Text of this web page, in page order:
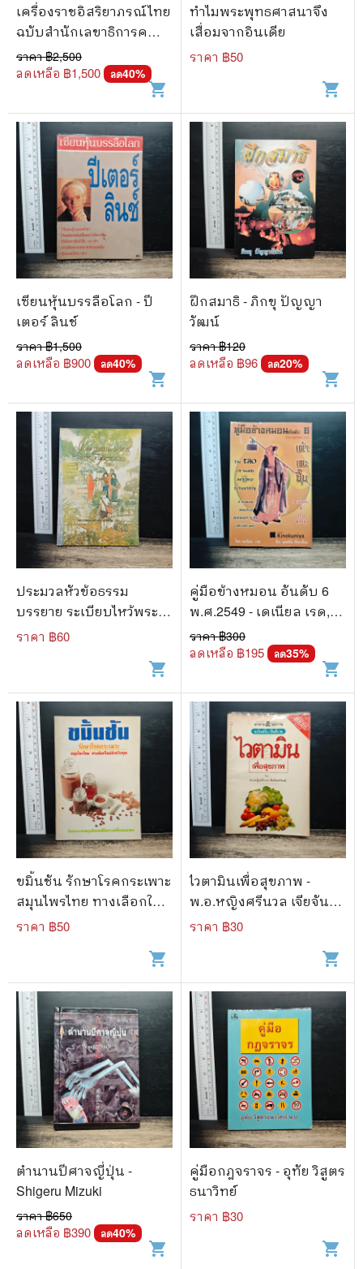
เครื่องราชอิสริยาภรณ์ไทย
ฉบับสำนักเลขาธิการคณะ
รัฐมนตรี พ.ศ.2523
ราคา ฿2,500
ลดเหลือ ฿1,500 ลด40%
shopping_cart
ทำไมพระพุทธศาสนาจึง
เสื่อมจากอินเดีย
ราคา ฿50
shopping_cart
เซียนหุ้นบรรลือโลก - ปี
เตอร์ ลินช์
ราคา ฿1,500
ลดเหลือ ฿900 ลด40%
shopping_cart
ฝึกสมาธิ - ภิกขุ ปัญญา
วัฒน์
ราคา ฿120
ลดเหลือ ฿96 ลด20%
shopping_cart
ประมวลหัวข้อธรรม
บรรยาย ระเบียบไหว้พระ
ก่อนนอน
ราคา ฿60
shopping_cart
คู่มือข้างหมอน อันดับ 6
พ.ศ.2549 - เดเนียล เรด,
พีระ บุญจริง
ราคา ฿300
ลดเหลือ ฿195 ลด35%
shopping_cart
ขมิ้นชัน รักษาโรคกระเพาะ
สมุนไพรไทย ทางเลือกใหม่
สำหรับคุณ
ราคา ฿50
shopping_cart
ไวตามินเพื่อสุขภาพ -
พ.อ.หญิงศรีนวล เจียจันทร์
พงษ์
ราคา ฿30
shopping_cart
ตำนานปีศาจญี่ปุ่น -
Shigeru Mizuki
ราคา ฿650
ลดเหลือ ฿390 ลด40%
shopping_cart
คู่มือกฎจราจร - อุทัย วิสูตร
ธนาวิทย์
ราคา ฿30
shopping_cart